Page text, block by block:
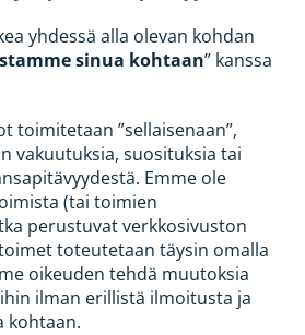
yhdessä alla olevan kohdan
sinua kohtaan” kanssa
toimitetaan ”sellaisenaan”,
vakuutuksia, suosituksia tai
Emme ole
(tai toimien
perustuvat verkkosivuston
toteutetaan täysin omalla
oikeuden tehdä muutoksia
ilman erillistä ilmoitusta ja
kohtaan.